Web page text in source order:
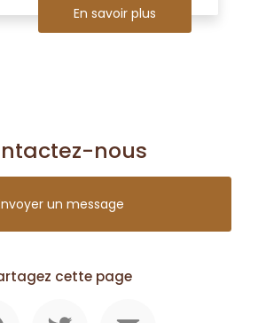
En savoir plus
nous
un message
cette page